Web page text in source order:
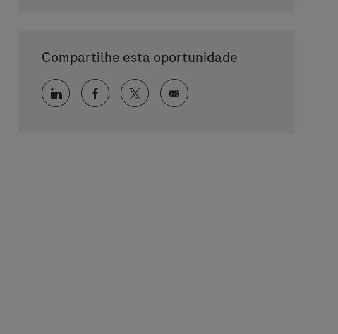
Compartilhe esta oportunidade
Compartilhar via LinkedIn
Compartilhar via Facebook
Compartilhar via twitter
Compartilhar via e-mail